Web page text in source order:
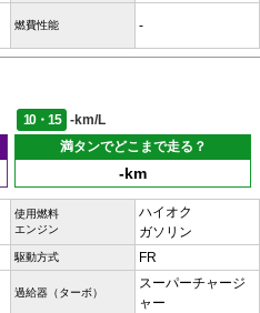
燃費性能 -
10・15
-km/L
満タンでどこまで走る？
-km
使用燃料
エンジン
ハイオク
ガソリン
駆動方式 FR
過給器（ターボ）
スーパーチャージ
ャー